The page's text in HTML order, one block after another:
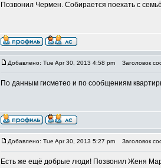
Позвонил Чермен. Собирается поехать с
Добавлено: Tue Apr 30, 2013 4:58 pm Заголовок
По данным гисметео и по сообщениям
Добавлено: Tue Apr 30, 2013 5:27 pm Заголовок
Есть же ещё добрые люди! Позвонил Женя